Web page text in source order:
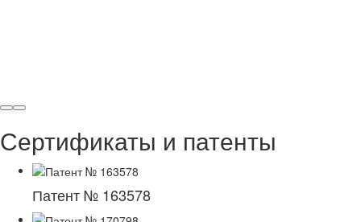
Сертификаты и патенты
Патент № 163578